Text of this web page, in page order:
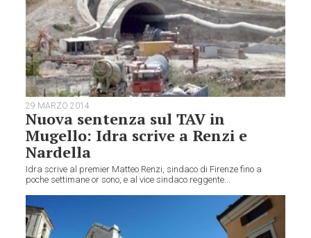
29 MARZO 2014
Nuova sentenza sul TAV in
Mugello: Idra scrive a Renzi e
Nardella
Idra scrive al premier Matteo Renzi, sindaco di Firenze fino a
poche settimane or sono, e al vice sindaco reggente...